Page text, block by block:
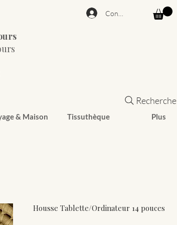
Connexion
Recherche
& Maison Tissuthèque Plus
Housse Tablette/Ordinateur 14 pouces